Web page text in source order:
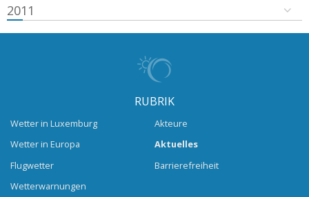
2011
RUBRIK
Wetter in Luxemburg
Wetter in Europa
Flugwetter
Wetterwarnungen
Akteure
Aktuelles
Barrierefreiheit